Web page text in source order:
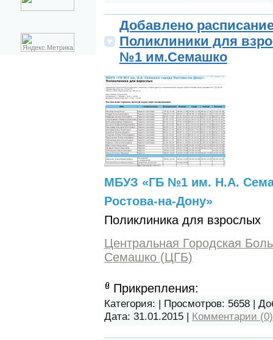
Добавлено
Поликлиники для
№1 им.Семашко
МБУЗ «ГБ №1 им. Н.А.
Ростова-на-Дону»
Поликлиника для взрослых
Центральная Городская
Семашко (ЦГБ)
Прикрепления:
Категория: | Просмотров: 5658 |
Дата: 31.01.2015| Комментарии (0)